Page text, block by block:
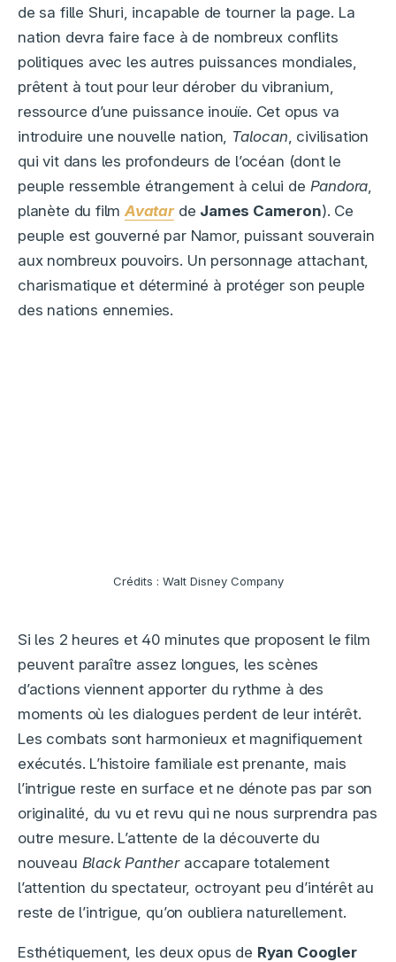
de sa fille Shuri, incapable de tourner la page. La
nation devra faire face à de nombreux conflits
politiques avec les autres puissances mondiales,
prêtent à tout pour leur dérober du vibranium,
ressource d’une puissance inouïe. Cet opus va
introduire une nouvelle nation, Talocan , civilisation
qui vit dans les profondeurs de l’océan (dont le
peuple ressemble étrangement à celui de Pandora
planète du filmAvatarde James Cameron). Ce
peuple est gouverné par Namor, puissant souverain
aux nombreux pouvoirs. Un personnage attachant,
charismatique et déterminé à protéger son peuple
des nations ennemies.
Crédits : Walt Disney Company
Si les 2 heures et 40 minutes que proposent le film
peuvent paraître assez longues, les scènes
d’actions viennent apporter du rythme à des
moments où les dialogues perdent de leur intérêt.
Les combats sont harmonieux et magnifiquement
exécutés. L’histoire familiale est prenante, mais
l’intrigue reste en surface et ne dénote pas par son
originalité, du vu et revu qui ne nous surprendra pas
outre mesure. L’attente de la découverte du
nouveau Black Pantheraccapare totalement
l’attention du spectateur, octroyant peu d’intérêt au
reste de l’intrigue, qu’on oubliera naturellement.
Esthétiquement, les deux opus de Ryan Coogler